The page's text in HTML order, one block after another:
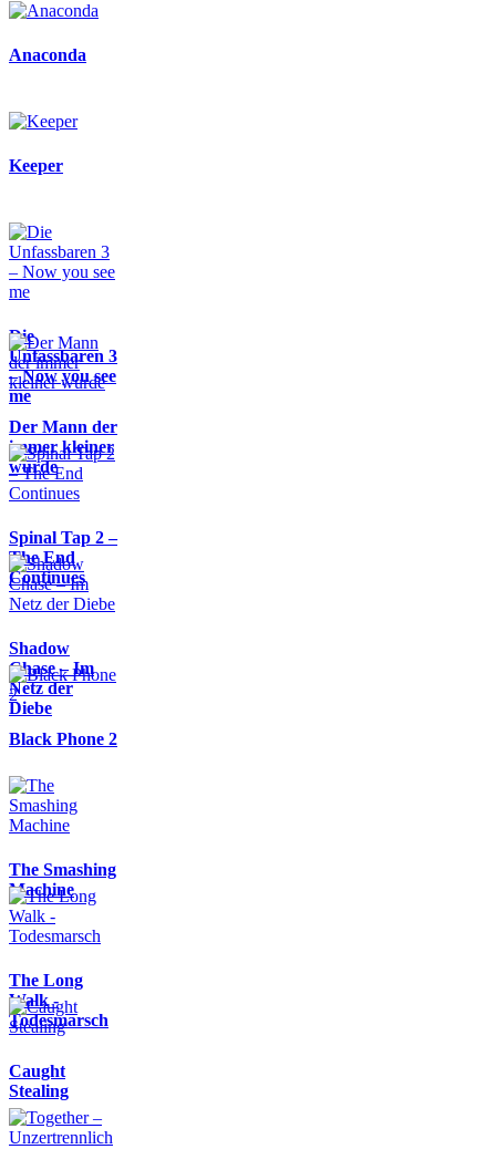
Anaconda
Keeper
Die
Unfassbaren 3
– Now you see
me
Der Mann der
immer kleiner
wurde
Spinal Tap 2 –
The End
Continues
Shadow
Chase – Im
Netz der
Diebe
Black Phone 2
The Smashing
Machine
The Long
Walk -
Todesmarsch
Caught
Stealing